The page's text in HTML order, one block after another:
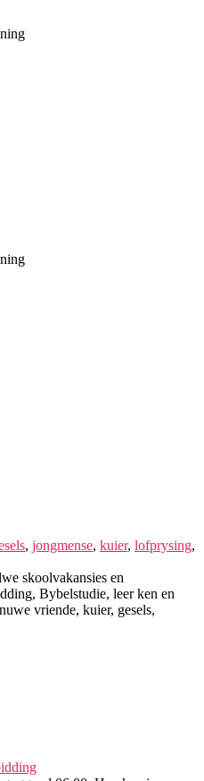
, jongmense, kuier, lofprysing,
skoolvakansies en
Bybelstudie, leer ken en
vriende, kuier, gesels,